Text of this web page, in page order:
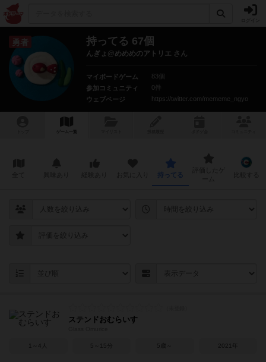
勇者 持ってる 67個
んぎょ@めめめのアトリエ さん
マイボードゲーム
83個
参加コミュニティ
0件
ウェブページ
https://twitter.com/mememe_ngyo
ゲーム一覧
持ってる
ステンドおむらいす
1～4人 5～15分 5歳～ 2021年